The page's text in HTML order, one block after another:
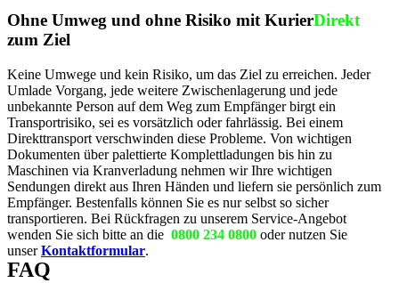
Ohne Umweg und ohne Risiko mit KurierDirekt
zum Ziel
Keine Umwege und kein Risiko, um das Ziel zu erreichen. Jeder
Umlade Vorgang, jede weitere Zwischenlagerung und jede
unbekannte Person auf dem Weg zum Empfänger birgt ein
Transportrisiko, sei es vorsätzlich oder fahrlässig. Bei einem
Direkttransport verschwinden diese Probleme. Von wichtigen
Dokumenten über palettierte Komplettladungen bis hin zu
Maschinen via Kranverladung nehmen wir Ihre wichtigen
Sendungen direkt aus Ihren Händen und liefern sie persönlich zum
Empfänger. Bestenfalls können Sie es nur selbst so sicher
transportieren. Bei Rückfragen zu unserem Service-Angebot
wenden Sie sich bitte an die 0800 234 0800 oder nutzen Sie
unserKontaktformular.
FAQ